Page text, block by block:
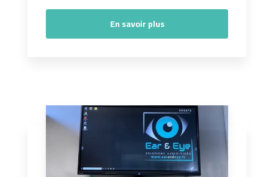
En savoir plus